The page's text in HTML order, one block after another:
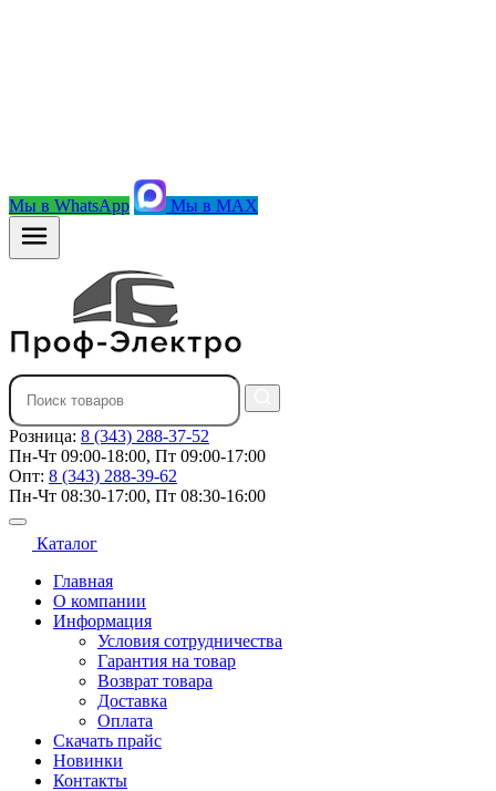
Мы в WhatsApp Мы в MAX
Розница: 8 (343) 288-37-52
Пн-Чт 09:00-18:00, Пт 09:00-17:00
Опт: 8 (343) 288-39-62
Пн-Чт 08:30-17:00, Пт 08:30-16:00
Каталог
Главная
О компании
Информация
Условия сотрудничества
Гарантия на товар
Возврат товара
Доставка
Оплата
Скачать прайс
Новинки
Контакты